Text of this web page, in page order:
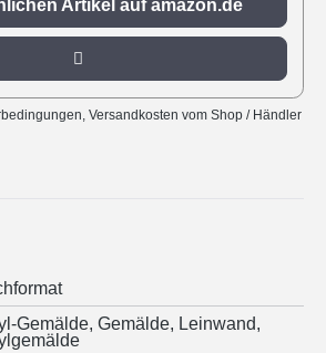
Artikel auf amazon.de
Versandkosten vom Shop / Händler
Gemälde, Gemälde, Leinwand,